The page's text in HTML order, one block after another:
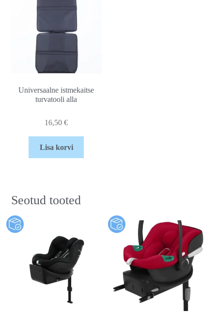
Universaalne istmekaitse
turvatooli alla
16,50€
Lisa korvi
Seotud tooted